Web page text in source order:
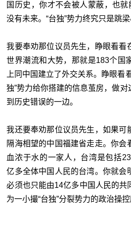
国历史，你才不会被人蒙蔽，也就
没有未来。“台独”势力终究只是跳
我要奉劝那位议员先生，睁眼看看
世界潮流和大势，那就是183个国
上同中国建立了外交关系。睁眼看
独”势力给你搭建的信息茧房，做
到历史错误的一边。
我还要奉劝那位议员先生，如果可
隔海相望的中国福建省走走。你会
血浓于水的一家人，台湾是包括
亿多全体中国人民的台湾。你就会
必须也只能由14亿多中国人民的共
为一小撮“台独”分裂势力的政治操控